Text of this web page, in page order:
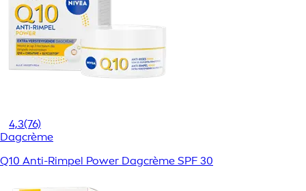
4,3(76)
Dagcrème
Q10 Anti-Rimpel Power Dagcrème SPF 30